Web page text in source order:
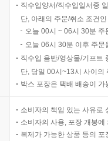
직수입양서/직수입일서중
단, 아래의 주문/취소 조건
오늘 00시 ~ 06시 30분
오늘 06시 30분 이후 주
직수입 음반/영상물/기프트
단, 당일 00시~13시 사이의
박스 포장은 택배 배송이
소비자의 책임 있는 사유로
소비자의 사용, 포장 개봉
복제가 가능한 상품 등의